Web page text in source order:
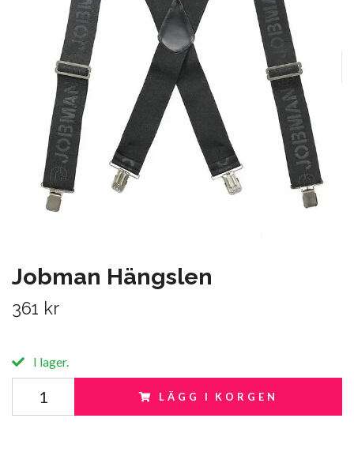
Jobman Hängslen
361 kr
I lager.
LÄGG I KORGEN